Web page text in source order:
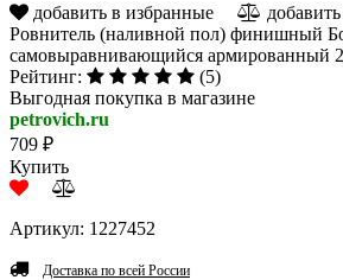
добавить в избранные
Ровнитель (наливной пол) финишный
самовыравнивающийся армированный
Рейтинг:
(5)
Выгодная покупка в магазине
petrovich.ru
709 ₽
Купить
Артикул: 1227452
Доставка по всей России